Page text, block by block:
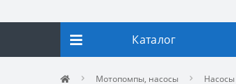
Каталог
Мотопомпы, насосы Насосы